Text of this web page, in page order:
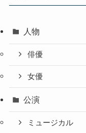
人物
俳優
女優
公演
ミュージカル